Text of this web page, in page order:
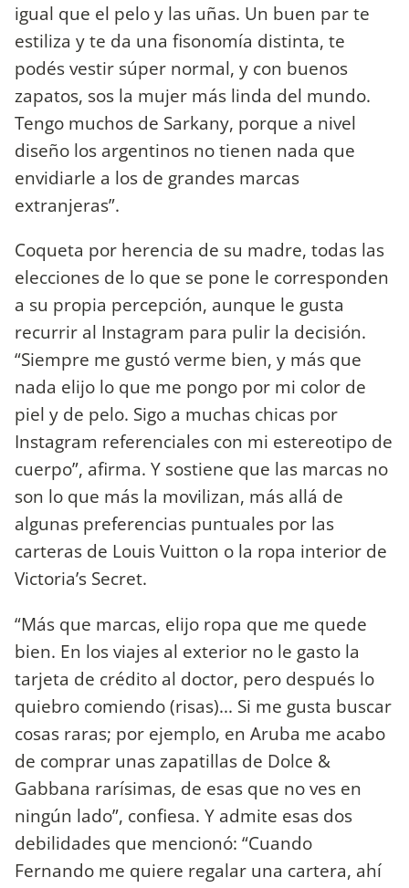
igual que el pelo y las uñas. Un buen par te
estiliza y te da una fisonomía distinta, te
podés vestir súper normal, y con buenos
zapatos, sos la mujer más linda del mundo.
Tengo muchos de Sarkany, porque a nivel
diseño los argentinos no tienen nada que
envidiarle a los de grandes marcas
extranjeras”.
Coqueta por herencia de su madre, todas las
elecciones de lo que se pone le corresponden
a su propia percepción, aunque le gusta
recurrir al Instagram para pulir la decisión.
“Siempre me gustó verme bien, y más que
nada elijo lo que me pongo por mi color de
piel y de pelo. Sigo a muchas chicas por
Instagram referenciales con mi estereotipo de
cuerpo”, afirma. Y sostiene que las marcas no
son lo que más la movilizan, más allá de
algunas preferencias puntuales por las
carteras de Louis Vuitton o la ropa interior de
Victoria’s Secret.
“Más que marcas, elijo ropa que me quede
bien. En los viajes al exterior no le gasto la
tarjeta de crédito al doctor, pero después lo
quiebro comiendo (risas)... Si me gusta buscar
cosas raras; por ejemplo, en Aruba me acabo
de comprar unas zapatillas de Dolce &
Gabbana rarísimas, de esas que no ves en
ningún lado”, confiesa. Y admite esas dos
debilidades que mencionó: “Cuando
Fernando me quiere regalar una cartera, ahí